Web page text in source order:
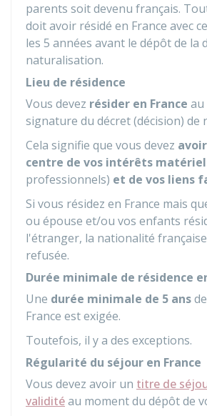
parents soit devenu français.
doit avoir résidé en France avec
les 5 années avant le dépôt de la
naturalisation.
Lieu de résidence
Vous devez résider en France au
signature du décret (décision) de
Cela signifie que vous devez
centre de vos intérêts
professionnels) et de vos liens
Si vous résidez en France mais
ou épouse et/ou vos enfants
l'étranger, la nationalité
refusée.
Durée minimale de résidence
Une durée minimale de 5 ans
France est exigée.
Toutefois, il y a des exceptions.
Régularité du séjour en France
Vous devez avoir un titre de
validitéau moment du dépôt de